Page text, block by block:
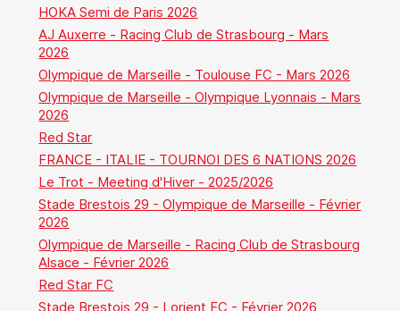
HOKA Semi de Paris 2026
AJ Auxerre - Racing Club de Strasbourg - Mars
2026
Olympique de Marseille - Toulouse FC - Mars 2026
Olympique de Marseille - Olympique Lyonnais - Mars
2026
Red Star
FRANCE - ITALIE - TOURNOI DES 6 NATIONS 2026
Le Trot - Meeting d'Hiver - 2025/2026
Stade Brestois 29 - Olympique de Marseille - Février
2026
Olympique de Marseille - Racing Club de Strasbourg
Alsace - Février 2026
Red Star FC
Stade Brestois 29 - Lorient FC - Février 2026